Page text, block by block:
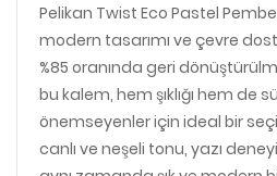
Pelikan Twist Eco Pastel
modern tasarımı ve çevre
%85 oranında geri
bu kalem, hem şıklığı hem de
önemseyenler için ideal bir
canlı ve neşeli tonu, yazı